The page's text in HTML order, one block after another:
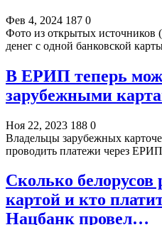
Фев 4, 2024 187 0
Фото из открытых источников
денег с одной банковской
В ЕРИП теперь
зарубежными
Ноя 22, 2023 188 0
Владельцы зарубежных
проводить платежи через
Сколько
картой и кто
Нацбанк провел…